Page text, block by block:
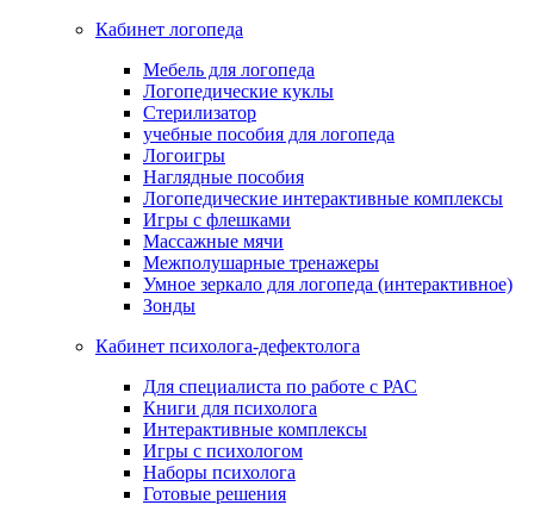
Кабинет логопеда
Мебель для логопеда
Логопедические куклы
Стерилизатор
учебные пособия для логопеда
Логоигры
Наглядные пособия
Логопедические интерактивные комплексы
Игры с флешками
Массажные мячи
Межполушарные тренажеры
Умное зеркало для логопеда (интерактивное)
Зонды
Кабинет психолога-дефектолога
Для специалиста по работе с РАС
Книги для психолога
Интерактивные комплексы
Игры с психологом
Наборы психолога
Готовые решения